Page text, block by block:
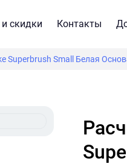
скидки Контакты
Superbrush Small Белая
Расческа Маленькая Janeke